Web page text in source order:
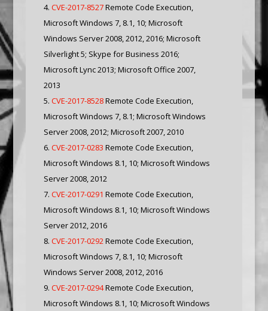
CVE-2017-8527Remote Code Execution,
Microsoft Windows 7, 8.1, 10; Microsoft
Windows Server 2008, 2012, 2016; Microsoft
Silverlight 5; Skype for Business 2016;
Microsoft Lync 2013; Microsoft Office 2007,
2013
CVE-2017-8528Remote Code Execution,
Microsoft Windows 7, 8.1; Microsoft Windows
Server 2008, 2012; Microsoft 2007, 2010
CVE-2017-0283 Remote Code Execution,
Microsoft Windows 8.1, 10; Microsoft Windows
Server 2008, 2012
CVE-2017-0291 Remote Code Execution,
Microsoft Windows 8.1, 10; Microsoft Windows
Server 2012, 2016
CVE-2017-0292Remote Code Execution,
Microsoft Windows 7, 8.1, 10; Microsoft
Windows Server 2008, 2012, 2016
CVE-2017-0294Remote Code Execution,
Microsoft Windows 8.1, 10; Microsoft Windows